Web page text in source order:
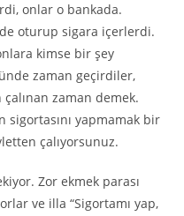
onlar o bankada.
oturup sigara içerlerdi.
kimse bir şey
zaman geçirdiler,
zaman demek.
sigortasını yapmamak bir
çalıyorsunuz.
Zor ekmek parası
ve illa “Sigortamı yap,